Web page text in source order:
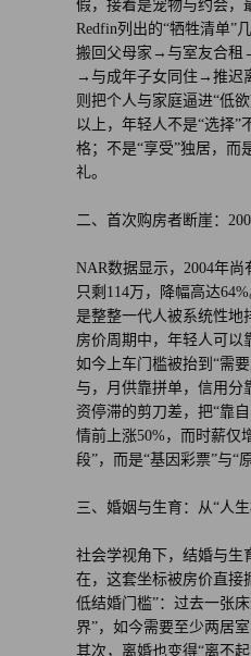
假，接着是宠物与约会，
Redfin列出的“牺牲清单”
搬回父母家→与室友合
→与成年子女同住→推迟
则把个人与家庭逼进“低
以上，年轻人不是“选择”
格；不是“享受”独居，而
礼。
二、首次购房者断崖：
NAR数据显示，2004年
只剩114万，降幅高达
是整整一代人被系统性地
房价周期中，年轻人可以
如今上车门槛被抬到“需
与，月供靠拼单，信用分
资停滞的剪刀差，把“靠
情前上涨50%，而时薪仅
段”，而是“基因彩票”与“
三、婚姻与生育：从“人
社会学视角下，结婚与生
在，这套坐标被房价直接
低结婚门槛”：过去一张
界”，如今需要至少两居
其次，离婚也变得“离不